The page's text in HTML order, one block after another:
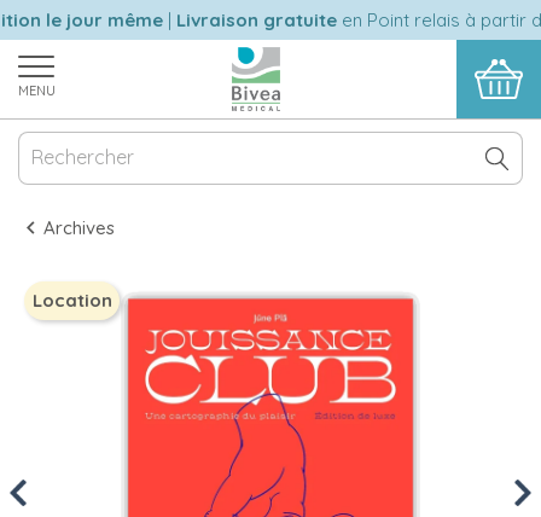
le jour même|Livraison gratuiteen Point relais à partir
MENU
Archives
Location
Previous